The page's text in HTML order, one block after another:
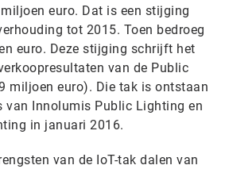
euro. Dat is een stijging
tot 2015. Toen bedroeg
euro. Deze stijging schrijft het
van de Public
miljoen euro). Die tak is ontstaan
van Innolumis Public Lighting en
in januari 2016.
van de IoT-tak dalen van